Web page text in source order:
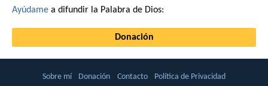
Ayúdame a difundir la Palabra de Dios:
Donación
Sobre mí Donación Contacto Política de Privacidad